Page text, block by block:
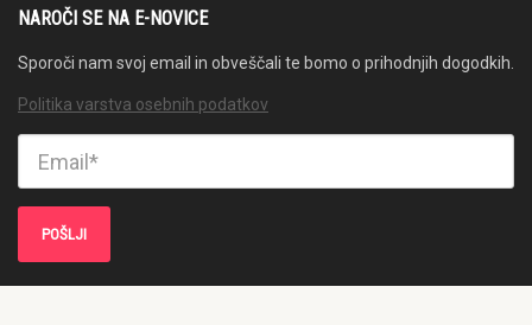
NAROČI SE NA E-NOVICE
Sporoči nam svoj email in obveščali te bomo o prihodnjih dogodkih.
Politika varstva osebnih podatkov